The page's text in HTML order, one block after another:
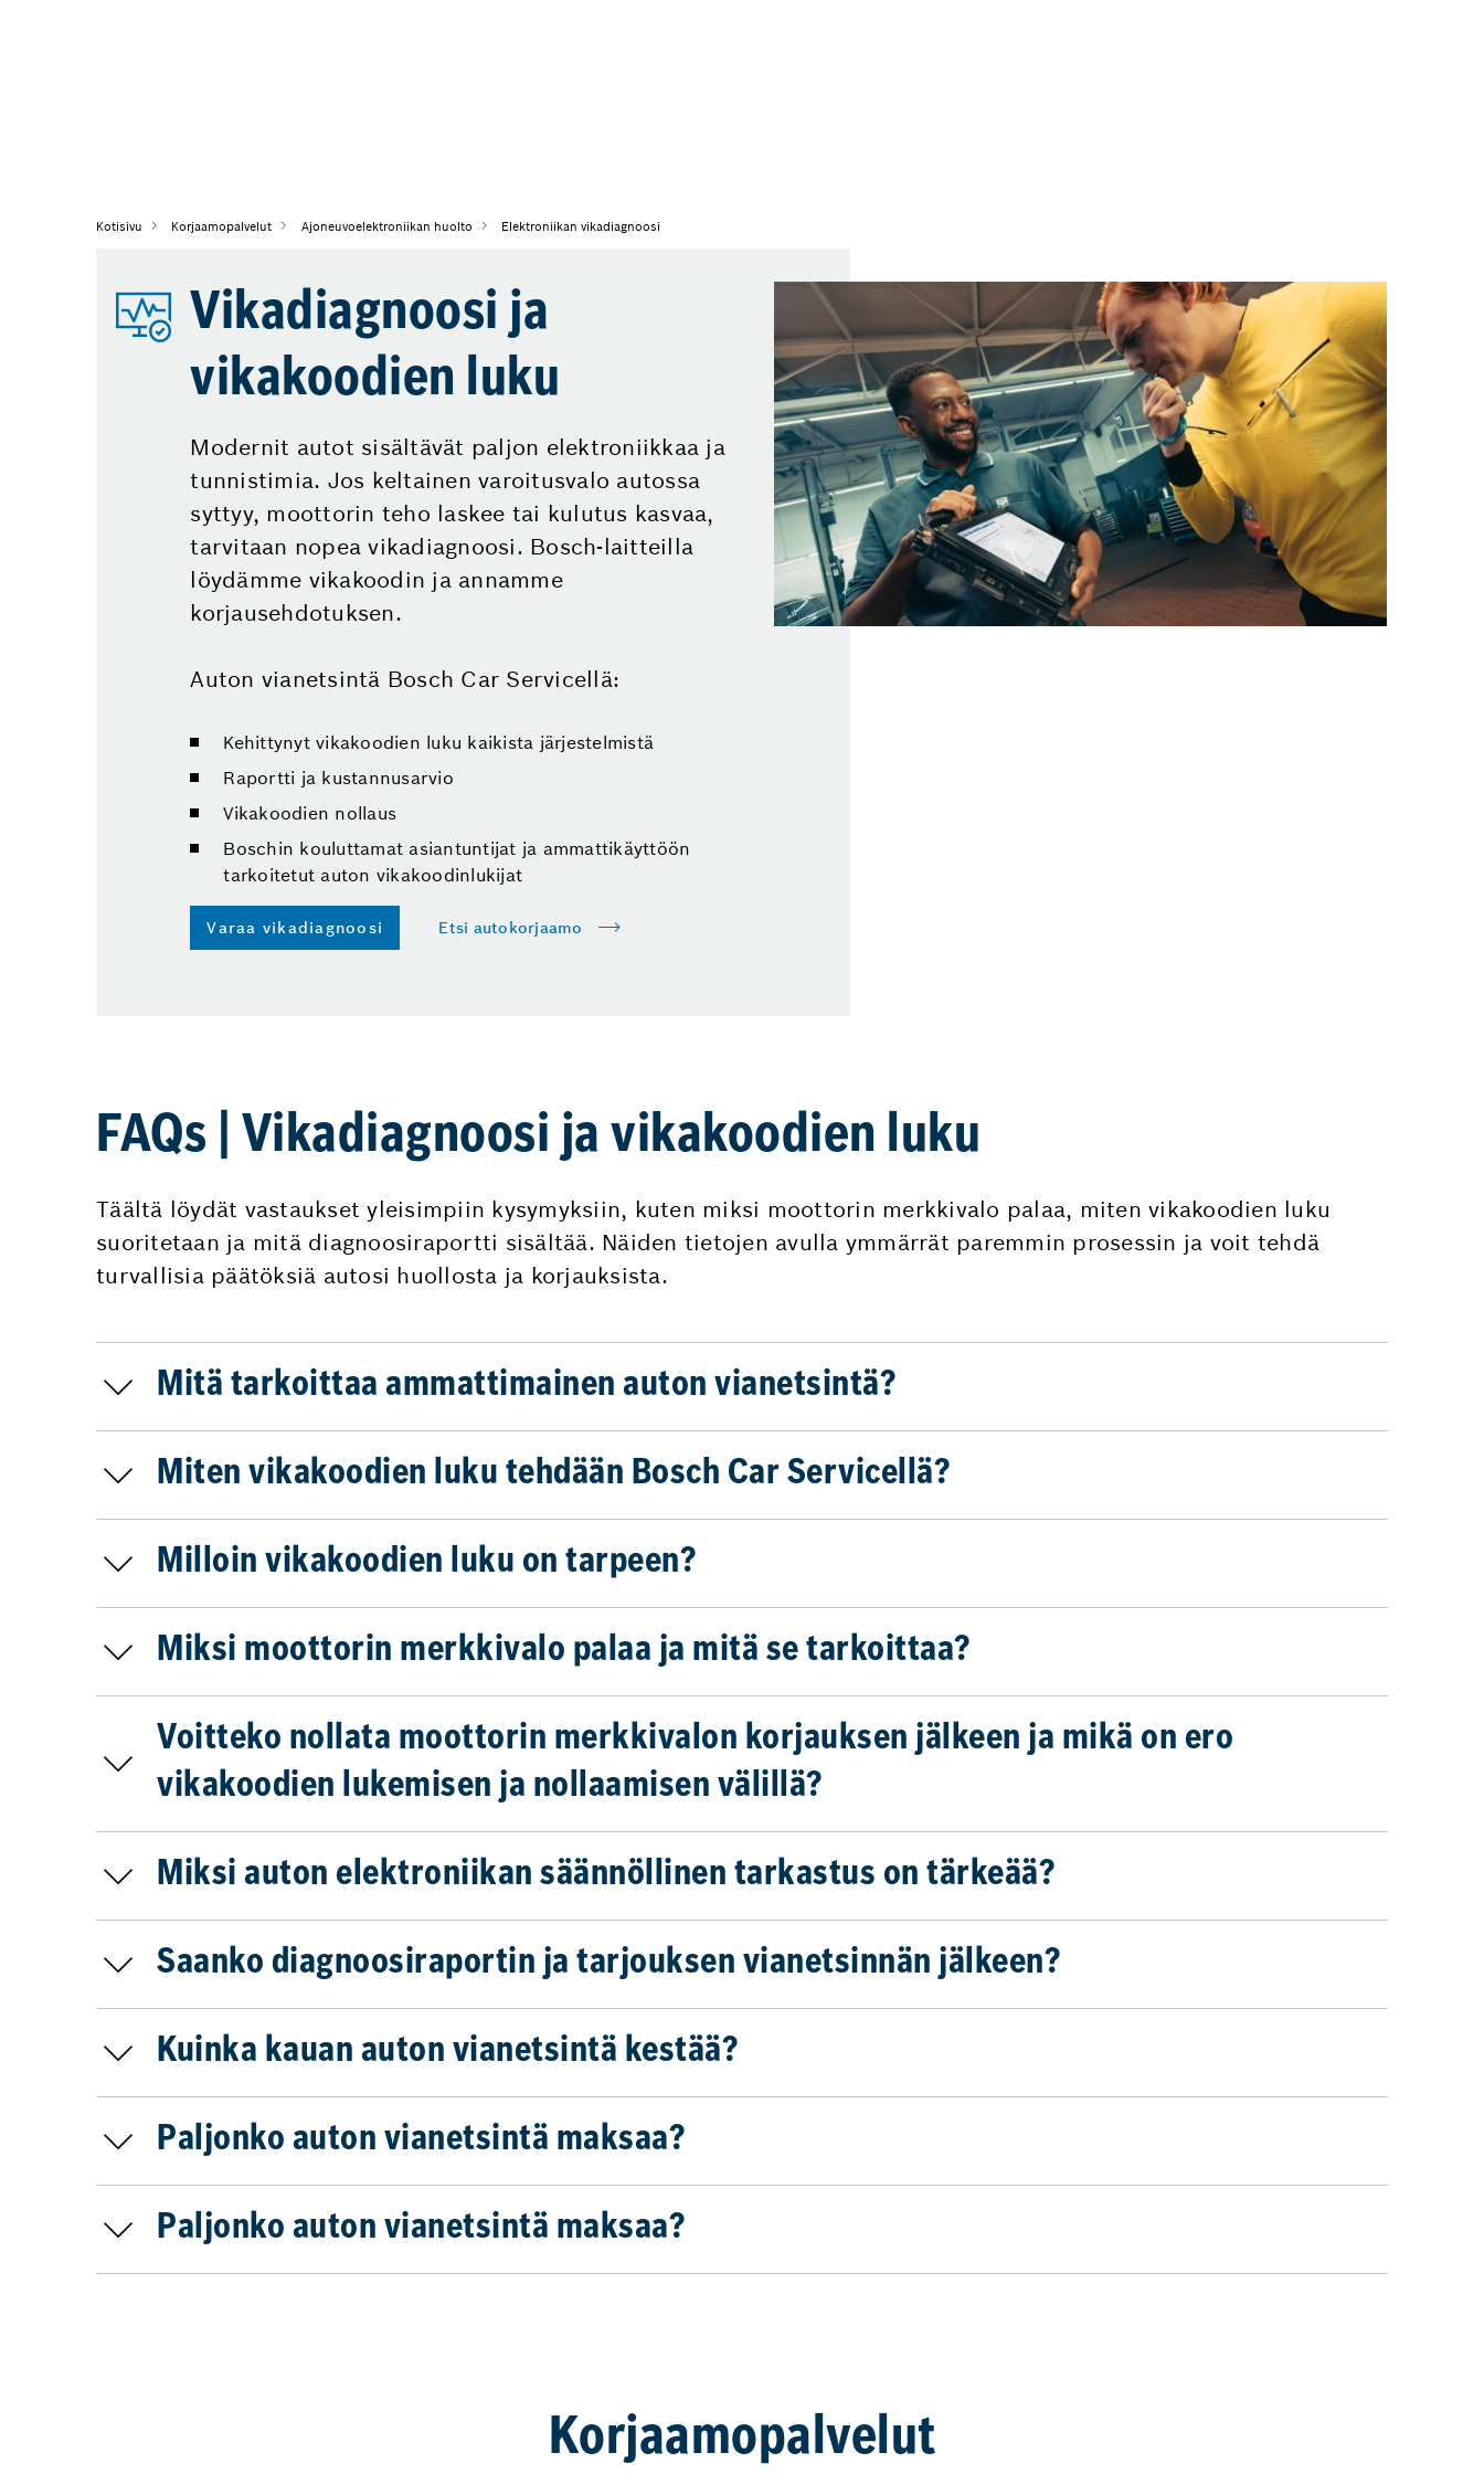
Kotisivu Korjaamopalvelut Ajoneuvoelektroniikan huolto Elektroniikan vikadiagnoosi
Vikadiagnoosi ja
vikakoodien luku
Modernit autot sisältävät paljon elektroniikkaa ja
tunnistimia. Jos keltainen varoitusvalo autossa
syttyy, moottorin teho laskee tai kulutus kasvaa,
tarvitaan nopea vikadiagnoosi. Bosch-laitteilla
löydämme vikakoodin ja annamme
korjausehdotuksen.
Auton vianetsintä Bosch Car Servicellä:
Kehittynyt vikakoodien luku kaikista järjestelmistä
Raportti ja kustannusarvio
Vikakoodien nollaus
Boschin kouluttamat asiantuntijat ja ammattikäyttöön
tarkoitetut auton vikakoodinlukijat
Varaa vikadiagnoosi Etsi autokorjaamo
FAQs | Vikadiagnoosi ja vikakoodien luku
Täältä löydät vastaukset yleisimpiin kysymyksiin, kuten miksi moottorin merkkivalo palaa, miten vikakoodien luku
suoritetaan ja mitä diagnoosiraportti sisältää. Näiden tietojen avulla ymmärrät paremmin prosessin ja voit tehdä
turvallisia päätöksiä autosi huollosta ja korjauksista.
Mitä tarkoittaa ammattimainen auton vianetsintä?
Miten vikakoodien luku tehdään Bosch Car Servicellä?
Milloin vikakoodien luku on tarpeen?
Miksi moottorin merkkivalo palaa ja mitä se tarkoittaa?
Voitteko nollata moottorin merkkivalon korjauksen jälkeen ja mikä on ero
vikakoodien lukemisen ja nollaamisen välillä?
Miksi auton elektroniikan säännöllinen tarkastus on tärkeää?
Saanko diagnoosiraportin ja tarjouksen vianetsinnän jälkeen?
Kuinka kauan auton vianetsintä kestää?
Paljonko auton vianetsintä maksaa?
Paljonko auton vianetsintä maksaa?
Korjaamopalvelut